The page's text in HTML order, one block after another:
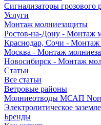
Сигнализаторы грозового
Услуги
Монтаж молниезащиты
Ростов-на-Дону - Монтаж
Краснодар, Сочи -
Москва - Монтаж
Новосибирск - Монтаж
Статьи
Все статьи
Ветровые районы
Молниеотводы МСАП
Электролитическое
Бренды